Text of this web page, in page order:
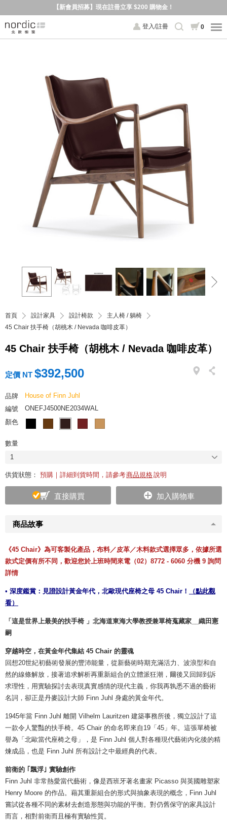
【新會員招募】現在註冊立享 $200 購物金！
登入/註冊 0
首頁 設計家具 設計椅款
主人椅 / 躺椅
45 Chair 扶手椅（胡桃木 / Nevada 咖啡皮革）
45 Chair 扶手椅（胡桃木 / Nevada 咖啡皮革）
商品故事
《45 Chair》為可客製化產品，布料／皮革／木料款式選擇眾多，依據所選
款式定價有所不同，歡迎您於上班時間來電（02）8772 - 6060 分機 9 詢問
詳情
• 深度鑑賞 ：見證設計黃金年代，北歐現代座椅之母 45 Chair！
（點此觀
看）
「這是世界上最美的扶手椅 」北海道東海大學教授兼單椅蒐藏家__織田憲
嗣
穿越時空，在黃金年代集結 45 Chair 的靈魂
回想20世紀初藝術發展的豐沛能量，從新藝術時期充滿活力、波浪型和自
然的線條解放，接著追求解析再重新組合的立體派狂潮，爾後又回歸到訴
求理性，用實驗探討去表現真實感情的現代主義，你我再孰悉不過的藝術
名詞，卻正是丹麥設計大師 Finn Juhl 身處的黃金年代。
1945年當 Finn Juhl 離開 Vilhelm Lauritzen 建築事務所後，獨立設計了這
一款令人驚豔的扶手椅。45 Chair 的命名即來自19「45」年。這張單椅被
譽為「北歐當代座椅之母」，是 Finn Juhl 個人對各種現代藝術內化後的精
煉成品，也是 Finn Juhl 所有設計之中最經典的代表。
前衛的 ｢飄浮｣ 實驗創作
Finn Juhl 非常熱愛當代藝術，像是西班牙著名畫家 Picasso 與英國雕塑家
Henry Moore 的作品。藉其重新組合的形式與抽象表現的概念，Finn Juhl
嘗試從各種不同的素材去創造形態與功能的平衡。對仍舊保守的家具設計
而言，相對前衛而且極有實驗性質。
定價 NT $392,500
品牌
House of Finn Juhl
編號
ONEFJ4500NE2034WAL
顏色
數量
1
供貨狀態： 預購｜詳細到貨時間，請參考商品規格說明
直接購買 加入購物車